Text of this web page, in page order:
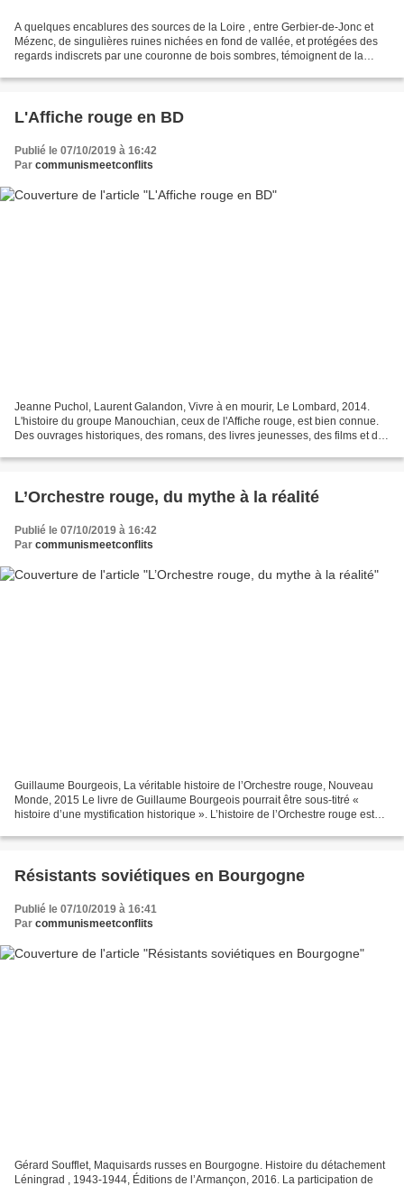
A quelques encablures des sources de la Loire , entre Gerbier-de-Jonc et
Mézenc, de singulières ruines nichées en fond de vallée, et protégées des
regards indiscrets par une couronne de bois sombres, témoignent de la
L'Affiche rouge en BD
Publié le 07/10/2019 à 16:42
Par communismeetconflits
Jeanne Puchol, Laurent Galandon, Vivre à en mourir, Le Lombard, 2014.
L'histoire du groupe Manouchian, ceux de l'Affiche rouge, est bien connue.
Des ouvrages historiques, des romans, des livres jeunesses, des films et des
L’Orchestre rouge, du mythe à la réalité
Publié le 07/10/2019 à 16:42
Par communismeetconflits
Guillaume Bourgeois, La véritable histoire de l’Orchestre rouge, Nouveau
Monde, 2015 Le livre de Guillaume Bourgeois pourrait être sous-titré «
histoire d’une mystification historique ». L’histoire de l’Orchestre rouge est
Résistants soviétiques en Bourgogne
Publié le 07/10/2019 à 16:41
Par communismeetconflits
Gérard Soufflet, Maquisards russes en Bourgogne. Histoire du détachement
Léningrad , 1943-1944, Éditions de l’Armançon, 2016. La participation de